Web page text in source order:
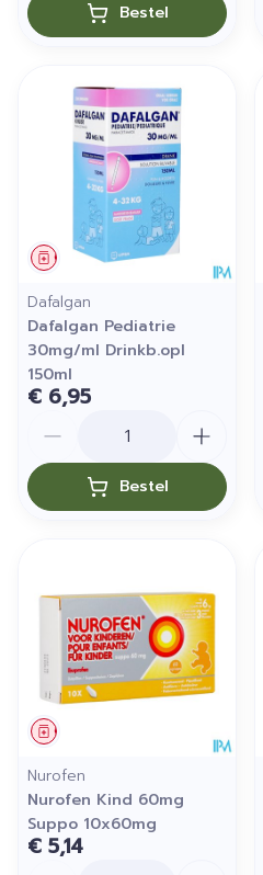
Bestel
Geneesmiddel
Dafalgan
Dafalgan Pediatrie
30mg/ml Drinkb.opl
150ml
€ 6,95
Bestel
Geneesmiddel
Nurofen
Nurofen Kind 60mg
Suppo 10x60mg
€ 5,14